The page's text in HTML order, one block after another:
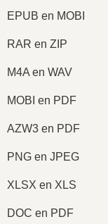
EPUB en MOBI
RAR en ZIP
M4A en WAV
MOBI en PDF
AZW3 en PDF
PNG en JPEG
XLSX en XLS
DOC en PDF